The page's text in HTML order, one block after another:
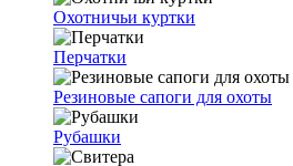
Охотничьи куртки
Перчатки
Резиновые сапоги для охоты
Рубашки